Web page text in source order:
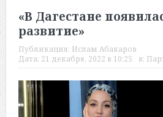
«В Дагестане
развитие»
Публикация: Ислам Абакаров
Дата: 21 декабря, 2022 в 10:25 в: